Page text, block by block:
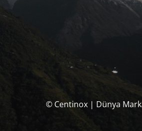
© Centinox | Dünya